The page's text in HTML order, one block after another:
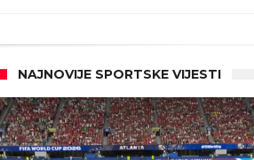
NAJNOVIJE SPORTSKE VIJESTI